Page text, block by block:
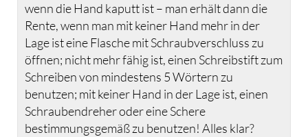
wenn die Hand kaputt ist – man erhält dann die
Rente, wenn man mit keiner Hand mehr in der
Lage ist eine Flasche mit Schraubverschluss zu
öffnen; nicht mehr fähig ist, einen Schreibstift zum
Schreiben von mindestens 5 Wörtern zu
benutzen; mit keiner Hand in der Lage ist, einen
Schraubendreher oder eine Schere
bestimmungsgemäß zu benutzen! Alles klar?